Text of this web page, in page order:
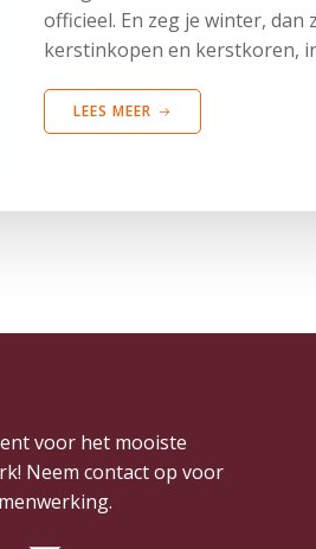
officieel. En zeg je winter, dan
kerstinkopen en kerstkoren,
LEES MEER
voor het mooiste
Neem contact op voor